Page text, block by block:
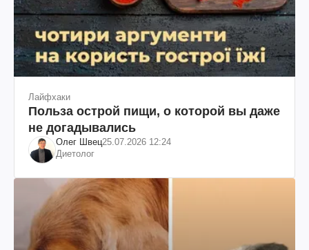
Лайфхаки
Польза острой пищи, о которой вы даже
не догадывались
Олег Швец25.07.2026 12:24
Диетолог